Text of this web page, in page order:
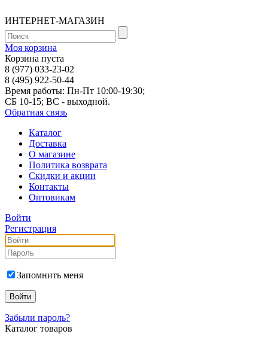
ИНТЕРНЕТ-МАГАЗИН
Моя корзина
Корзина пуста
8 (977) 033-23-02
8 (495) 922-50-44
Время работы: Пн-Пт 10:00-19:30;
СБ 10-15; ВС - выходной.
Обратная связь
Каталог
Доставка
О магазине
Политика возврата
Скидки и акции
Контакты
Оптовикам
Войти
Регистрация
Запомнить меня
Забыли пароль?
Каталог товаров